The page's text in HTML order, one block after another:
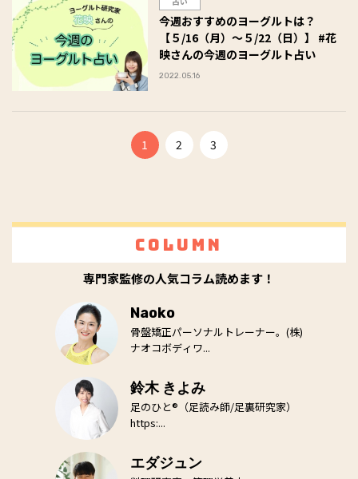
今週おすすめのヨーグルトは？
【５/16（月）～５/22（日）】 #花
映さんの今週のヨーグルト占い
2022.05.16
1 2 3
Column
専門家監修の人気コラム読めます！
Naoko
骨盤矯正パーソナルトレーナー。(株)
ナオコボディワ...
鈴木 きよみ
足のひと®（足読み師/足裏研究家）
https:...
エダジュン